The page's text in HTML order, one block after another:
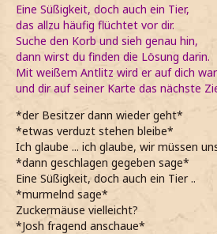
Eine Süßigkeit, doch auch ein Tier,
das allzu häufig flüchtet vor dir.
Suche den Korb und sieh genau hin,
dann wirst du finden die Lösung darin.
Mit weißem Antlitz wird er auf dich
und dir auf seiner Karte das nächste
*der Besitzer dann wieder geht*
*etwas verduzt stehen bleibe*
Ich glaube ... ich glaube, wir müssen
*dann geschlagen gegeben sage*
Eine Süßigkeit, doch auch ein Tier ..
*murmelnd sage*
Zuckermäuse vielleicht?
*Josh fragend anschaue*